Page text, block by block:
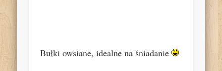
Bułki owsiane, idealne na śniadanie